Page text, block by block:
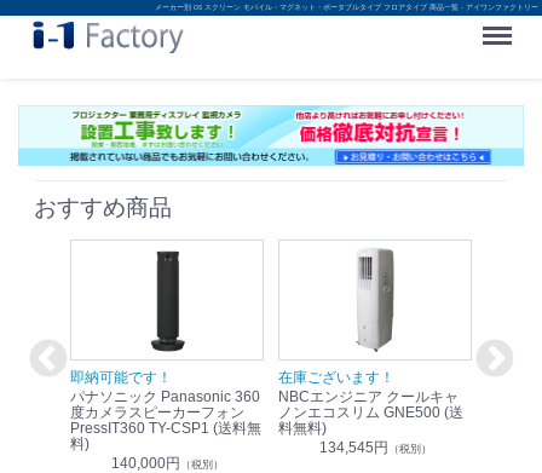
メーカー別 OS スクリーン モバイル・マグネット・ポータブルタイプ フロアタイプ 商品一覧 - アイワンファクトリー
Menu
おすすめ商品
即納可能です！
パナソニック Panasonic 360
度カメラスピーカーフォン
PressIT360 TY-CSP1 (送料無
料)
140,000円 （税別）
在庫ございます！
NBCエンジニア クールキャ
ノンエコスリム GNE500 (送
料無料)
134,545円 （税別）
即納可